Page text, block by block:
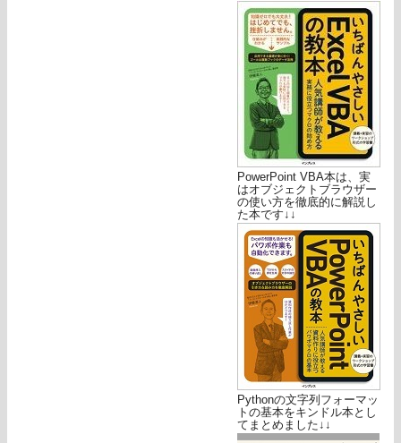
PowerPoint VBA本は、実
はオブジェクトブラウザー
の使い方を徹底的に解説し
た本です↓↓
Pythonの文字列フォーマッ
トの基本をキンドル本とし
てまとめました↓↓